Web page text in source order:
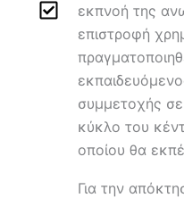
εκπνοή της
επιστροφή
συμμετοχής
κύκλο του
οποίου θα
Για την